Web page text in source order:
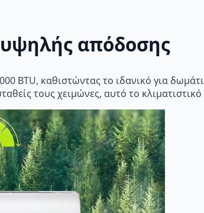
απόδοσης
BTU, καθιστώντας το ιδανικό για
τους χειμώνες, αυτό το